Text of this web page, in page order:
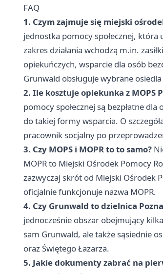
FAQ
1. Czym zajmuje się miejski
jednostka pomocy społecznej,
zakres działania wchodzą m.in.
opiekuńczych, wsparcie dla osób
Grunwald obsługuje wybrane
2. Ile kosztuje opiekunka z MOPS
pomocy społecznej są bezpłatne
do takiej formy wsparcia. O
pracownik socjalny po
3. Czy MOPS i MOPR to to samo?
MOPR to Miejski Ośrodek Pomocy
zazwyczaj skrót od Miejski Ośrodek
oficjalnie funkcjonuje nazwa MOPR.
4. Czy Grunwald to dzielnica
jednocześnie obszar obejmujący
sam Grunwald, ale także sąsiednie
oraz Świętego Łazarza.
5. Jakie dokumenty zabrać na